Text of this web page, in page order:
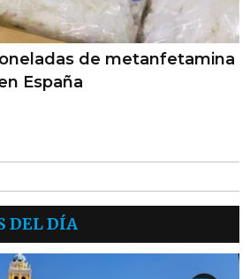
de metanfetamina
España
DEL DÍA